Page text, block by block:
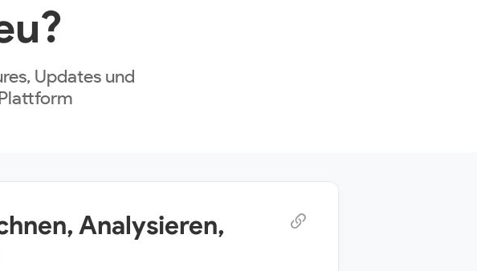
Updates und
Analysieren,